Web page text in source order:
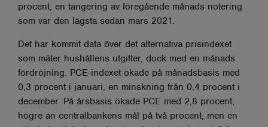
procent, en tangering av föregående månads notering
som var den lägsta sedan mars 2021.
Det har kommit data över det alternativa prisindexet
som mäter hushållens utgifter, dock med en månads
fördröjning. PCE-indexet ökade på månadsbasis med
0,3 procent i januari, en minskning från 0,4 procent i
december. På årsbasis ökade PCE med 2,8 procent,
högre än centralbankens mål på två procent, men en